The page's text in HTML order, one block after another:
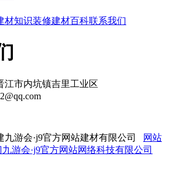
材知识装修建材百科联系我们
江市内坑镇吉里工业区
九游会·j9官方网站建材有限公司
网站
九游会·j9官方网站网络科技有限公司